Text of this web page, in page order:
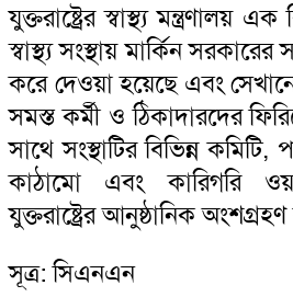
যুক্তরাষ্ট্রের স্বাস্থ্য মন্ত্রণালয়
স্বাস্থ্য সংস্থায় মার্কিন
করে দেওয়া হয়েছে এবং
সমস্ত কর্মী ও ঠিকাদারদের
সাথে সংস্থাটির বিভিন্ন
কাঠামো এবং কারিগরি
যুক্তরাষ্ট্রের আনুষ্ঠানিক
সূত্র: সিএনএন